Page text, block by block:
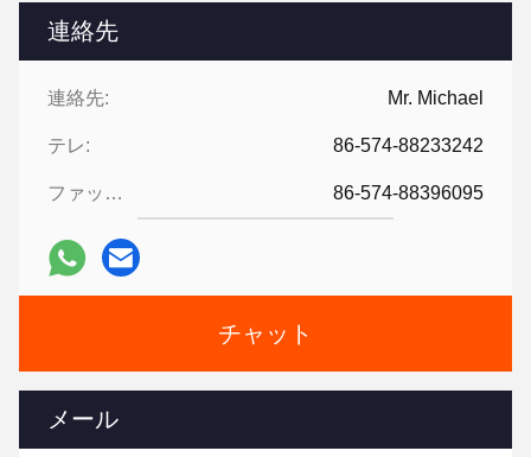
連絡先
連絡先: Mr. Michael
テレ: 86-574-88233242
ファックス: 86-574-88396095
チャット
メール